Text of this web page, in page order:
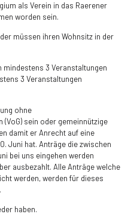
als Verein in das Raerener
worden sein.
müssen ihren Wohnsitz in der
mindestens 3 Veranstaltungen
3 Veranstaltungen
ohne
(VoG) sein oder gemeinnützige
damit er Anrecht auf eine
Juni hat. Anträge die zwischen
bei uns eingehen werden
ausbezahlt. Alle Anträge welche
werden, werden für dieses
haben.